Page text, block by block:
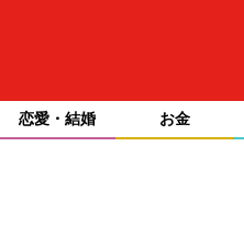
恋愛・結婚 お金